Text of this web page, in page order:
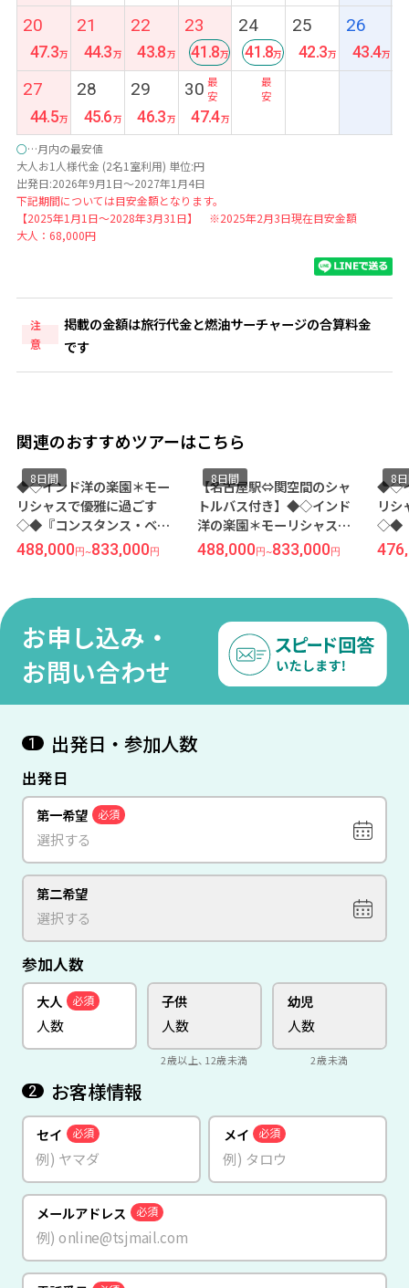
20
47.3
21
44.3
22
43.8
23
最
安
41.8
24
最
安
41.8
25
42.3
26
43.4
27
44.5
28
45.6
29
46.3
30
47.4
○…月内の最安値
大人お1人様代金 (2名1室利用) 単位:円
出発日:2026年9月1日～2027年1月4日
下記期間については目安金額となります。
【2025年1月1日～2028年3月31日】 ※2025年2月3日現在目安金額
大人：68,000円
注
意
掲載の金額は旅行代金と燃油サーチャージの合算料金
です
関連のおすすめツアーはこちら
◆◇インド洋の楽園＊モー
リシャスで優雅に過ごす
◇◆『コンスタンス・ベル
マーレ（プレステージ／
夕・朝食付き）』に滞在 関
モーリシャス8日間
8日間
488,000 円~833,000 円
【名古屋駅⇔関空間のシャ
トルバス付き】◆◇インド
洋の楽園＊モーリシャスで
優雅に過ごす◇◆『コンス
タンス・ベル マーレ（プレ
き）』に滞在 名古屋発着 エ
ミレーツ航空利用 モーリシ
ャス8日間
8日間
488,000 円~833,000 円
◆◇
リシ
◇◆
ンス
イ
利用
8
お申し込み・
お問い合わせ
1 出発日・参加人数
出発日
第一希望 必須
第二希望
参加人数
大人 必須 子供
2歳以上、12歳未満
幼児
2歳未満
2 お客様情報
セイ 必須 メイ 必須
メールアドレス 必須